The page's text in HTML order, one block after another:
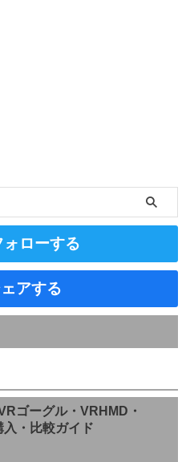
ローする
アする
ゴーグル・VRHMD・
・比較ガイド